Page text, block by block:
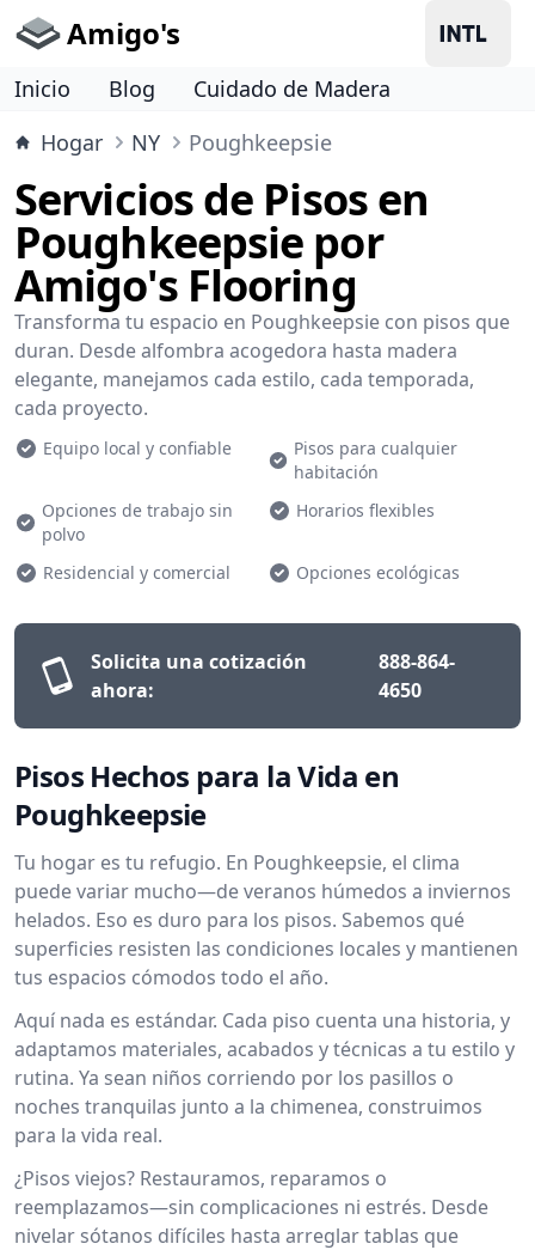
Amigo's
Inicio Blog
Cuidado de Madera
Hogar
NY Poughkeepsie
Servicios de Pisos en
Poughkeepsie por
Amigo's Flooring
Transforma tu espacio en Poughkeepsie con pisos que
duran. Desde alfombra acogedora hasta madera
elegante, manejamos cada estilo, cada temporada,
cada proyecto.
Equipo local y confiable
Pisos para cualquier
habitación
Opciones de trabajo sin
polvo
Horarios flexibles
Residencial y comercial Opciones ecológicas
Solicita una cotización
ahora:
888-864-
4650
Pisos Hechos para la Vida en
Poughkeepsie
Tu hogar es tu refugio. En Poughkeepsie, el clima
puede variar mucho—de veranos húmedos a inviernos
helados. Eso es duro para los pisos. Sabemos qué
superficies resisten las condiciones locales y mantienen
tus espacios cómodos todo el año.
Aquí nada es estándar. Cada piso cuenta una historia, y
adaptamos materiales, acabados y técnicas a tu estilo y
rutina. Ya sean niños corriendo por los pasillos o
noches tranquilas junto a la chimenea, construimos
para la vida real.
¿Pisos viejos? Restauramos, reparamos o
reemplazamos—sin complicaciones ni estrés. Desde
nivelar sótanos difíciles hasta arreglar tablas que